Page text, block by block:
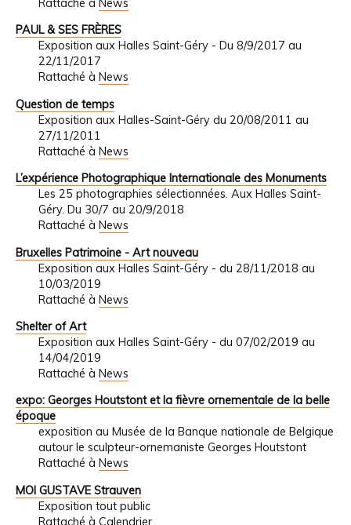
Rattaché à News
PAUL & SES FRÈRES
Exposition aux Halles Saint-Géry - Du 8/9/2017 au
22/11/2017
Rattaché à News
Question de temps
Exposition aux Halles-Saint-Géry du 20/08/2011 au
27/11/2011
Rattaché à News
L’expérience Photographique Internationale des Monuments
Les 25 photographies sélectionnées. Aux Halles Saint-
Géry. Du 30/7 au 20/9/2018
Rattaché à News
Bruxelles Patrimoine - Art nouveau
Exposition aux Halles Saint-Géry - du 28/11/2018 au
10/03/2019
Rattaché à News
Shelter of Art
Exposition aux Halles Saint-Géry - du 07/02/2019 au
14/04/2019
Rattaché à News
expo: Georges Houtstont et la fièvre ornementale de la belle
époque
exposition au Musée de la Banque nationale de Belgique
autour le sculpteur-ornemaniste Georges Houtstont
Rattaché à News
MOI GUSTAVE Strauven
Exposition tout public
Rattaché à Calendrier